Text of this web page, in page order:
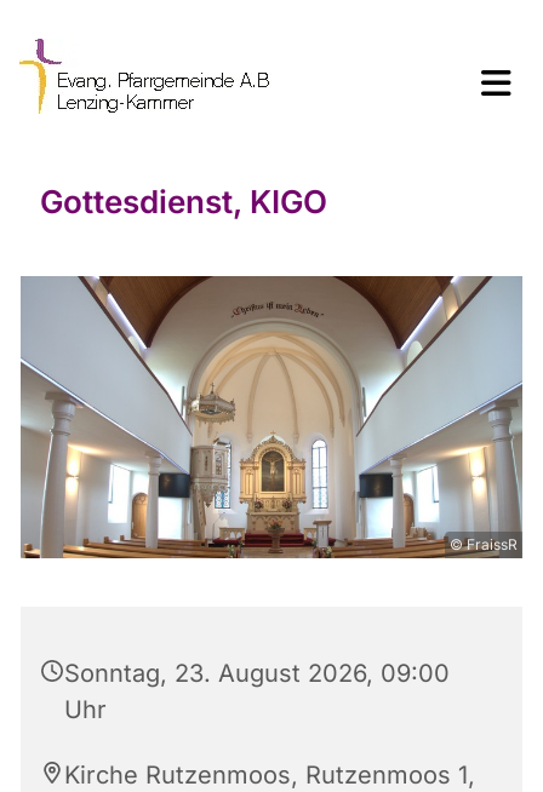
Gottesdienst, KIGO
© FraissR
Sonntag, 23. August 2026, 09:00
Uhr
Kirche Rutzenmoos, Rutzenmoos 1,